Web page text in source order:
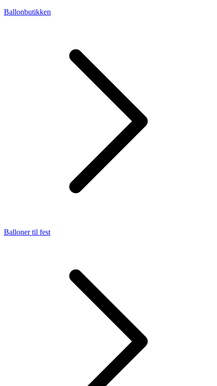
Ballonbutikken
Balloner til fest